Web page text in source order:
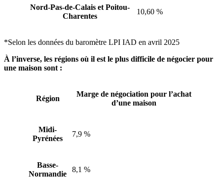
Nord-Pas-de-Calais et Poitou-
Charentes
10,60 %
*Selon les données du baromètre LPI IAD en avril 2025
À l’inverse, les régions où il est le plus difficile de négocier pour
une maison sont :
Région
Marge de négociation pour l’achat
d’une maison
Midi-
Pyrénées
7,9 %
Basse-
Normandie
8,1 %